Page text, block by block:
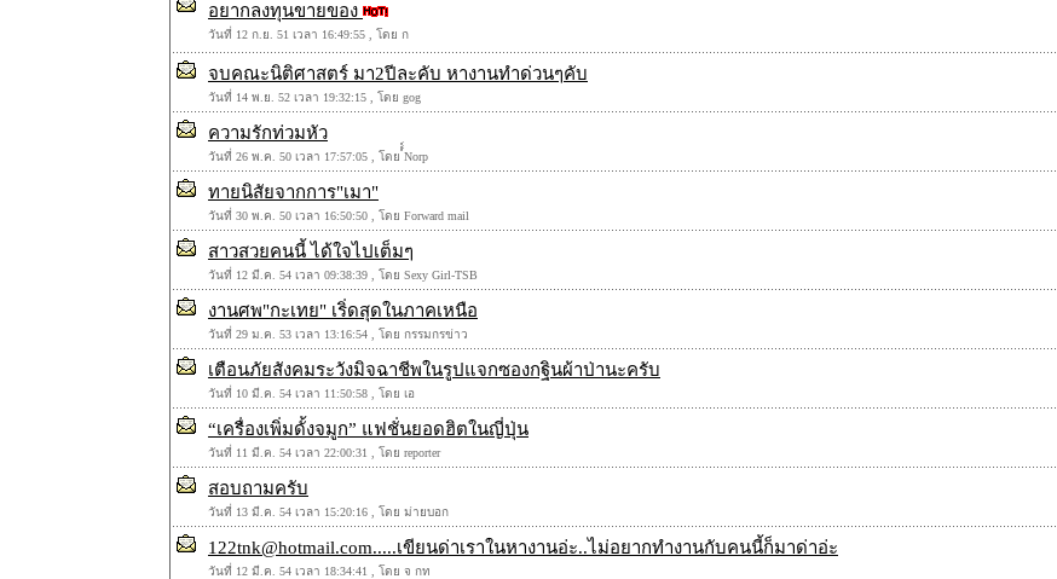
อยากลงทุนขายของ
วันที่ 12 ก.ย. 51 เวลา 16:49:55 , โดย ก
จบคณะนิติศาสตร์ มา2ปีละคับ หางานทำด่วนๆคับ
วันที่ 14 พ.ย. 52 เวลา 19:32:15 , โดย gog
ความรักท่วมหัว
วันที่ 26 พ.ค. 50 เวลา 17:57:05 , โดย ์์์Norp
ทายนิสัยจากการ"เมา"
วันที่ 30 พ.ค. 50 เวลา 16:50:50 , โดย Forward mail
สาวสวยคนนี้ ได้ใจไปเต็มๆ
วันที่ 12 มี.ค. 54 เวลา 09:38:39 , โดย Sexy Girl-TSB
งานศพ"กะเทย" เริ่ดสุดในภาคเหนือ
วันที่ 29 ม.ค. 53 เวลา 13:16:54 , โดย กรรมกรข่าว
เตือนภัยสังคมระวังมิจฉาชีพในรูปแจกซองกฐินผ้าป่านะครับ
วันที่ 10 มี.ค. 54 เวลา 11:50:58 , โดย เอ
“เครื่องเพิ่มดั้งจมูก” แฟชั่นยอดฮิตในญี่ปุ่น
วันที่ 11 มี.ค. 54 เวลา 22:00:31 , โดย reporter
สอบถามครับ
วันที่ 13 มี.ค. 54 เวลา 15:20:16 , โดย ม่ายบอก
122tnk@hotmail.com.....เขียนด่าเราในหางานอ่ะ..ไม่อยากทำงานกับคนนี้ก็มาด่าอ่ะ
วันที่ 12 มี.ค. 54 เวลา 18:34:41 , โดย จ กท